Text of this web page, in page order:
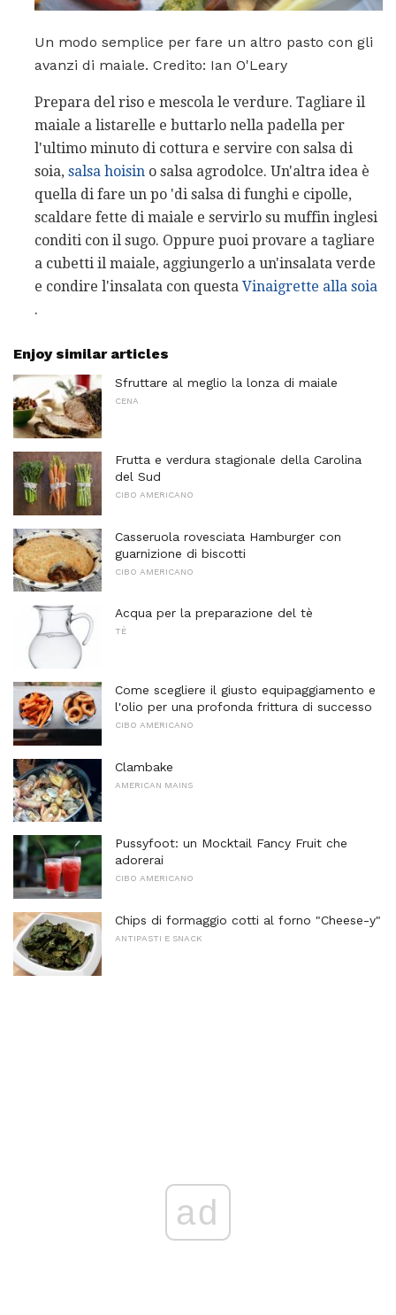
Un modo semplice per fare un altro pasto con gli
avanzi di maiale. Credito: Ian O'Leary
Prepara del riso e mescola le verdure. Tagliare il
maiale a listarelle e buttarlo nella padella per
l'ultimo minuto di cottura e servire con salsa di
soia, salsa hoisin o salsa agrodolce. Un'altra idea è
quella di fare un po 'di salsa di funghi e cipolle,
scaldare fette di maiale e servirlo su muffin inglesi
conditi con il sugo. Oppure puoi provare a tagliare
a cubetti il ​​maiale, aggiungerlo a un'insalata verde
e condire l'insalata con questa Vinaigrette alla soia
.
Enjoy similar articles
Sfruttare al meglio la lonza di maiale
CENA
Frutta e verdura stagionale della Carolina
del Sud
CIBO AMERICANO
Casseruola rovesciata Hamburger con
guarnizione di biscotti
CIBO AMERICANO
Acqua per la preparazione del tè
TÈ
Come scegliere il giusto equipaggiamento e
l'olio per una profonda frittura di successo
CIBO AMERICANO
Clambake
AMERICAN MAINS
Pussyfoot: un Mocktail Fancy Fruit che
adorerai
CIBO AMERICANO
Chips di formaggio cotti al forno "Cheese-y"
ANTIPASTI E SNACK
ad